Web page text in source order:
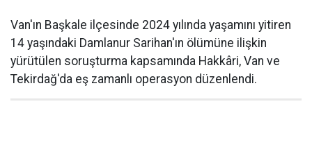
Van'ın Başkale ilçesinde 2024 yılında yaşamını yitiren
14 yaşındaki Damlanur Sarihan'ın ölümüne ilişkin
yürütülen soruşturma kapsamında Hakkâri, Van ve
Tekirdağ'da eş zamanlı operasyon düzenlendi.